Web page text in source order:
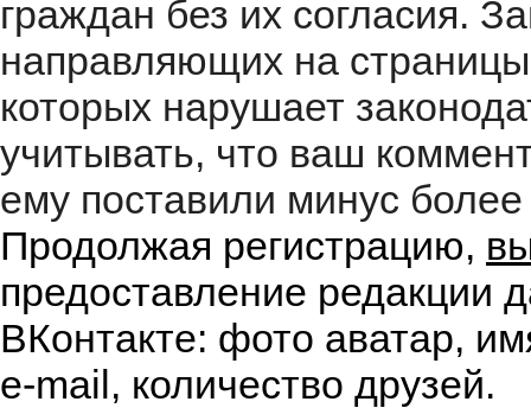
граждан без их согласия.
направляющих на
которых нарушает
учитывать, что ваш
ему поставили минус
Продолжая регистрацию,
предоставление редакции
ВКонтакте: фото аватар,
e-mail, количество друзей.